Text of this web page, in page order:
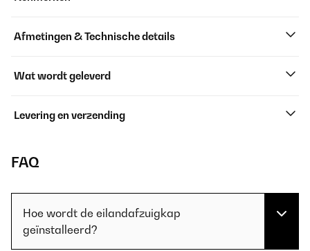
Afmetingen & Technische details
Wat wordt geleverd
Levering en verzending
FAQ
Hoe wordt de eilandafzuigkap
geïnstalleerd?